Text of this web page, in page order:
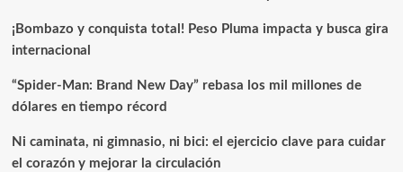
¡Bombazo y conquista total! Peso Pluma impacta y busca gira
internacional
“Spider-Man: Brand New Day” rebasa los mil millones de
dólares en tiempo récord
Ni caminata, ni gimnasio, ni bici: el ejercicio clave para cuidar
el corazón y mejorar la circulación